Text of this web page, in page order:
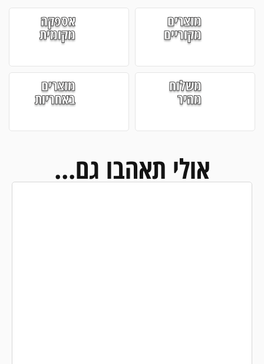
מוצרים
מקוריים
אספקה
מקומית
משלוח
מהיר
מוצרים
באחריות
אולי תאהבו גם...